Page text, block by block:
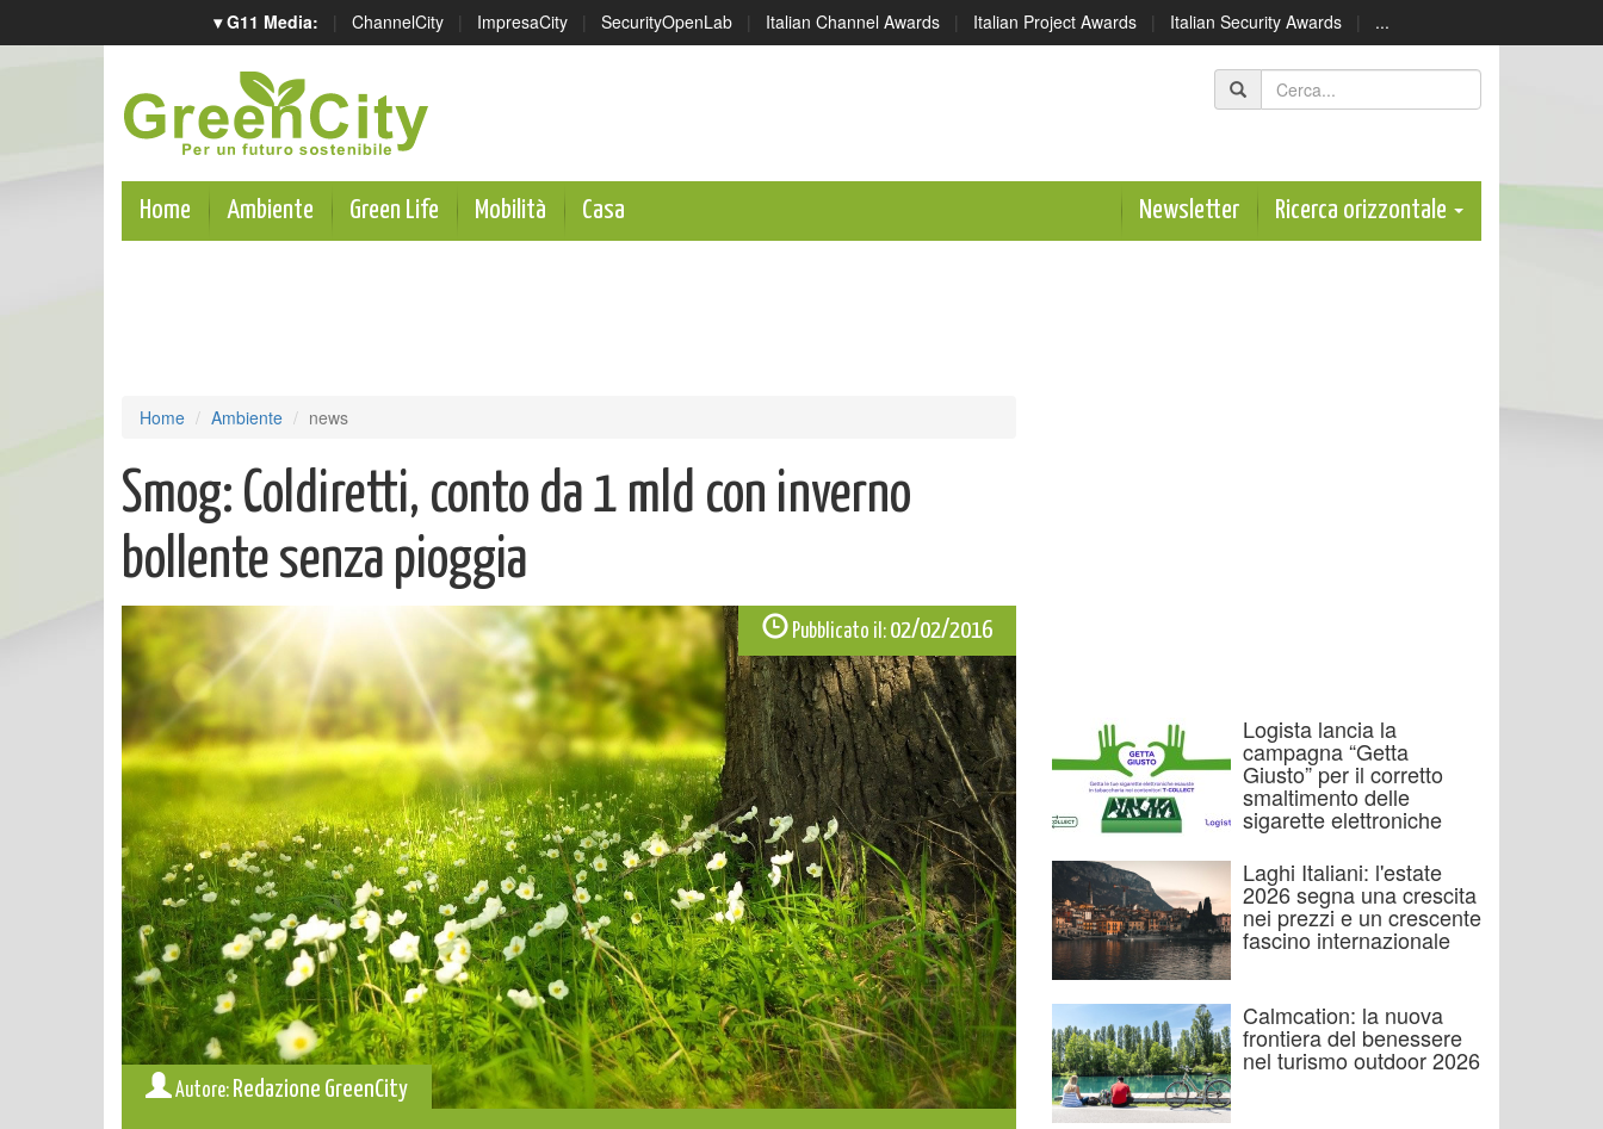
▾ G11 Media: | ChannelCity | ImpresaCity | SecurityOpenLab | Italian Channel Awards | Italian Project Awards | Italian Security Awards | ...
Home Ambiente Green Life Mobilità Casa Newsletter Ricerca orizzontale
Home Ambiente news
Smog: Coldiretti, conto da 1 mld con inverno
bollente senza pioggia
Pubblicato il: 02/02/2016
Autore: Redazione GreenCity
Logista lancia la
campagna “Getta
Giusto” per il corretto
smaltimento delle
sigarette elettroniche
Laghi Italiani: l'estate
2026 segna una crescita
nei prezzi e un crescente
fascino internazionale
Calmcation: la nuova
frontiera del benessere
nel turismo outdoor 2026